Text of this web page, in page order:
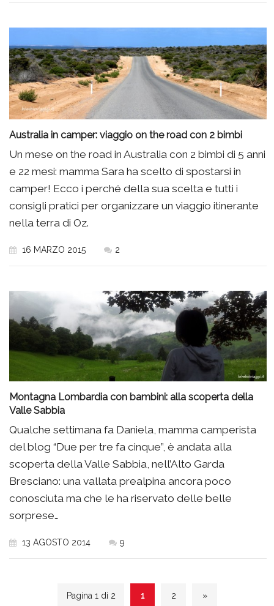
Australia in camper: viaggio on the road con 2 bimbi
Un mese on the road in Australia con 2 bimbi di 5 anni
e 22 mesi: mamma Sara ha scelto di spostarsi in
camper! Ecco i perché della sua scelta e tutti i
consigli pratici per organizzare un viaggio itinerante
nella terra di Oz.
16 MARZO 2015 2
Montagna Lombardia con bambini: alla scoperta della
Valle Sabbia
Qualche settimana fa Daniela, mamma camperista
del blog “Due per tre fa cinque”, è andata alla
scoperta della Valle Sabbia, nell’Alto Garda
Bresciano: una vallata prealpina ancora poco
conosciuta ma che le ha riservato delle belle
sorprese…
13 AGOSTO 2014 9
Pagina 1 di 2 1 2 »